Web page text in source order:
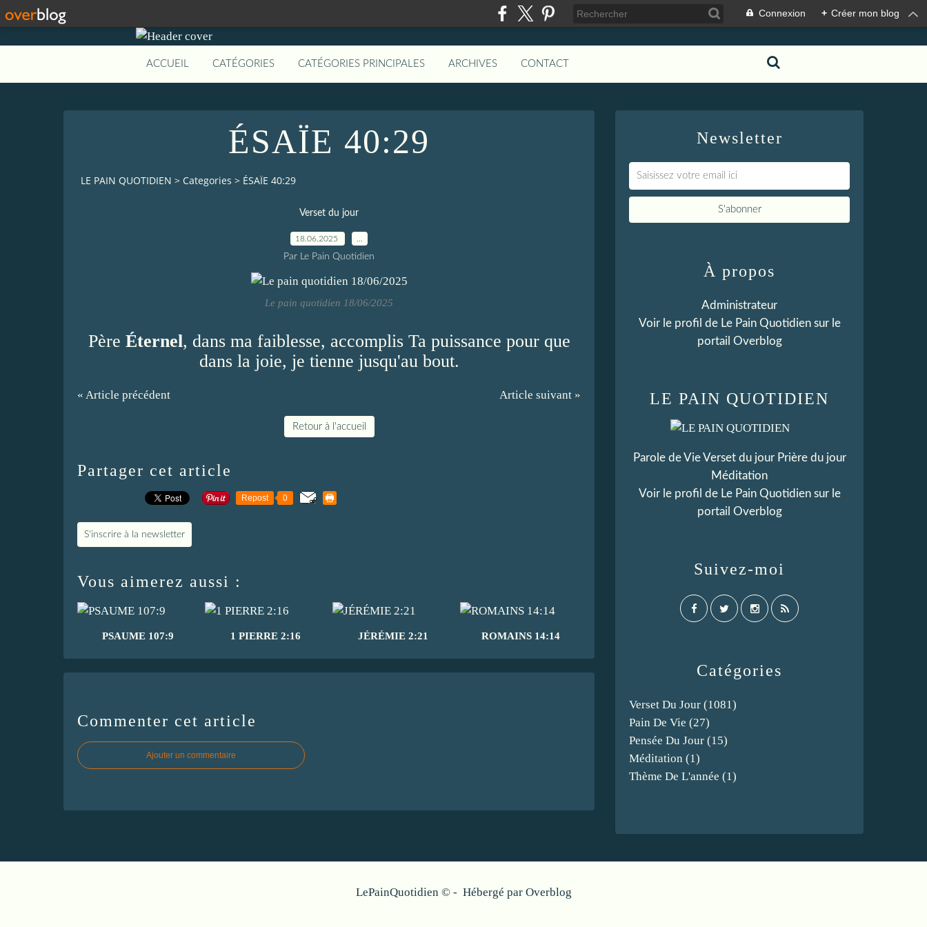
Connexion + Créer mon blog
ACCUEIL CATÉGORIES CATÉGORIES PRINCIPALES ARCHIVES CONTACT
ÉSAÏE 40:29
LE PAIN QUOTIDIEN > Categories > ÉSAÏE 40:29
Verset du jour
18.06.2025
Par Le Pain Quotidien
Le pain quotidien 18/06/2025
Père Éternel, dans ma faiblesse, accomplis Ta puissance pour que
dans la joie, je tienne jusqu'au bout.
« Article précédent Article suivant »
Retour à l'accueil
Partager cet article
Repost 0
S'inscrire à la newsletter
Vous aimerez aussi :
PSAUME 107:9 1 PIERRE 2:16 JÉRÉMIE 2:21 ROMAINS 14:14
Commenter cet article
Ajouter un commentaire
Newsletter
Catégories
Verset Du Jour (1081)
Pain De Vie (27)
Pensée Du Jour (15)
Méditation (1)
Thème De L'année (1)
LE PAIN QUOTIDIEN
Parole de Vie Verset du jour Prière du jour
Méditation
Voir le profil de Le Pain Quotidiensur le
portail Overblog
Suivez-moi
À propos
Administrateur
Voir le profil de Le Pain Quotidiensur le
portail Overblog
LePainQuotidien © - Hébergé par Overblog